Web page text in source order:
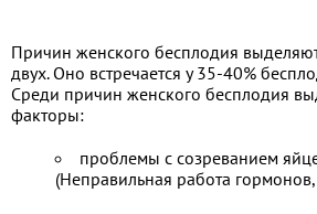
Причин женского бесплодия
двух. Оно встречается у 35-40%
Среди причин женского бесплодия
факторы:
проблемы с созреванием
(Неправильная работа